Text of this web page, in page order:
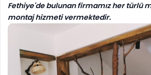
Fethiye'de bulunan firmamız her türlü
montaj hizmeti vermektedir.